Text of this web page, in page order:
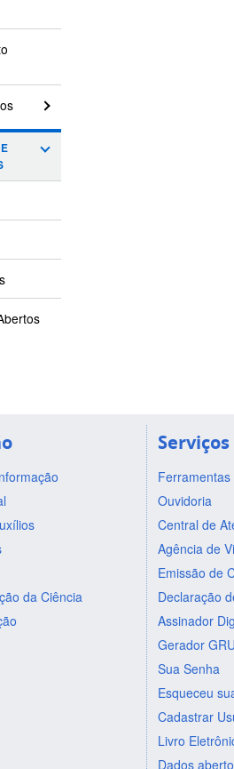
da Ciência
Serviços
Ferramentas
Ouvidoria
Central de
Agência de
Emissão de
Declaração
Assinador
Gerador GRU
Sua Senha
Esqueceu
Cadastrar
Livro
Dados